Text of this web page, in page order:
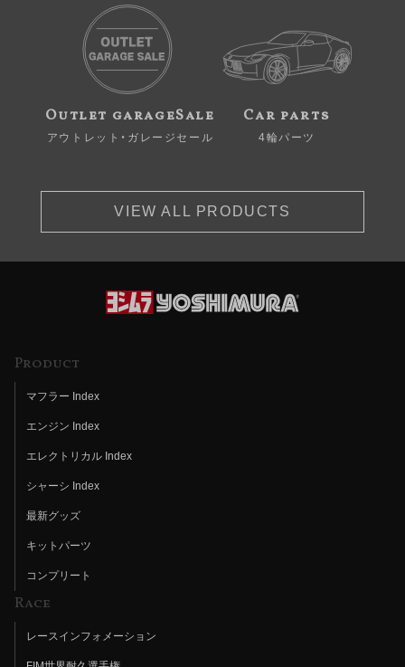
Outlet garageSale
アウトレット・ガレージセール
Car parts
4輪パーツ
VIEW ALL PRODUCTS
Product
マフラー Index
エンジン Index
エレクトリカル Index
シャーシ Index
最新グッズ
キットパーツ
コンプリート
Race
レースインフォメーション